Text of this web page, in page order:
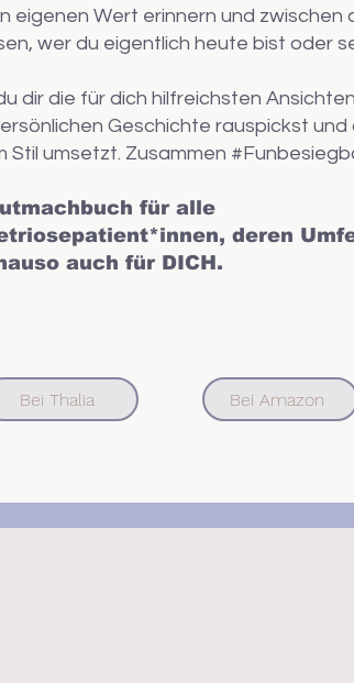
eigenen Wert erinnern und zwischen
wer du eigentlich heute bist oder
dir die für dich hilfreichsten Ansichten
Geschichte rauspickst und
Stil umsetzt. Zusammen
für alle
deren
auch für DICH.
Bei Thalia Bei Amazon